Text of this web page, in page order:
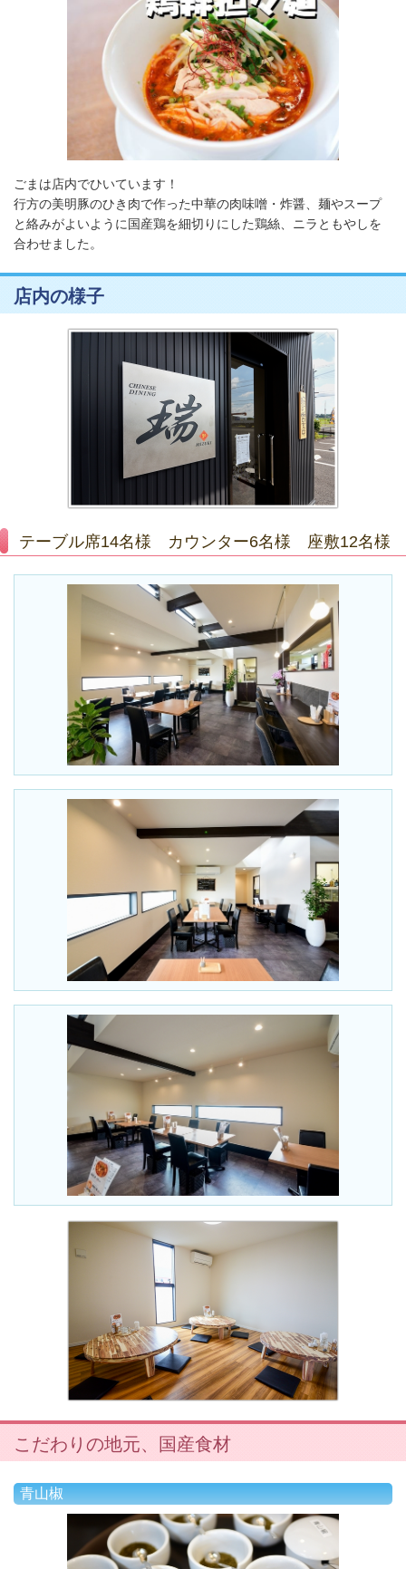
ごまは店内でひいています！
行方の美明豚のひき肉で作った中華の肉味噌・ 炸醤、麺やスープ
と絡みがよいように国産鶏を細切りにした鶏絲、ニラともやしを
合わせました。
店内の様子
テーブル席14名様 カウンター6名様 座敷12名様
こだわりの地元、国産食材
青山椒